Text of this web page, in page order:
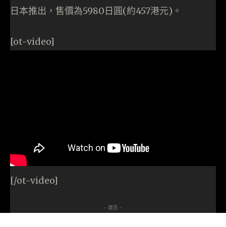
日本推出，售價為5980日圓(約457港元)。
[ot-video]
[/ot-video]
- 廣告 -